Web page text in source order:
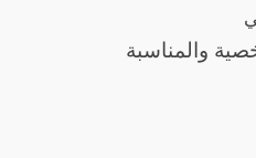
والمناسبة